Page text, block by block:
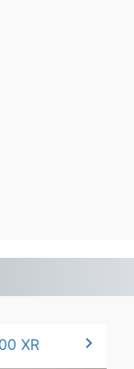
XR chevron_right